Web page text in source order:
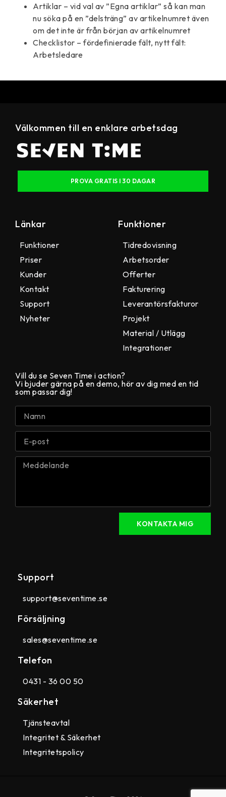
Artiklar – vid val av ”Egna artiklar” så kan man
nu söka på en ”delsträng” av artikelnumret även
om det inte är från början av artikelnumret
Checklistor – fördefinierade fält, nytt fält:
Arbetsledare
Välkommen till en enklare arbetsdag
PROVA GRATIS I 30 DAGAR
Länkar
Funktioner
Priser
Kunder
Kontakt
Support
Nyheter
Funktioner
Tidredovisning
Arbetsorder
Offerter
Fakturering
Leverantörsfakturor
Projekt
Material / Utlägg
Integrationer
Vill du se Seven Time i action?
Vi bjuder gärna på en demo, hör av dig med en tid
som passar dig!
KONTAKTA MIG
Support
support@seventime.se
Försäljning
sales@seventime.se
Telefon
0431 - 36 00 50
Säkerhet
Tjänsteavtal
Integritet & Säkerhet
Integritetspolicy